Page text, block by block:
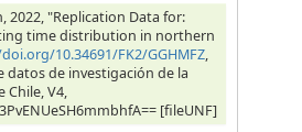
2022, "Replication Data for:
time distribution in northern
10.34691/FK2/GGHMFZ,
datos de investigación de la
Chile, V4,
[fileUNF]